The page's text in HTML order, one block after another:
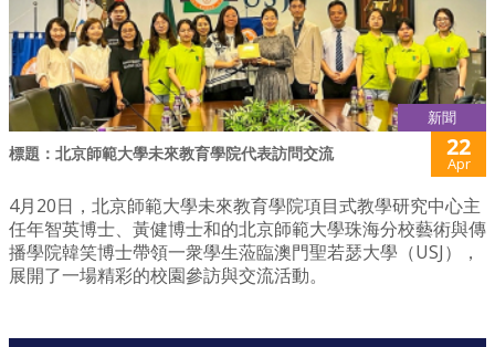
新聞
標題：北京師範大學未來教育學院代表訪問交流 22
Apr
4月20日，北京師範大學未來教育學院項目式教學研究中心主
任年智英博士、黃健博士和的北京師範大學珠海分校藝術與傳
播學院韓笑博士帶領一衆學生蒞臨澳門聖若瑟大學（USJ），
展開了一場精彩的校園參訪與交流活動。